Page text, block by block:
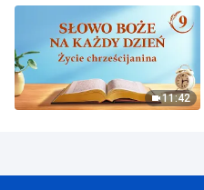
11:42